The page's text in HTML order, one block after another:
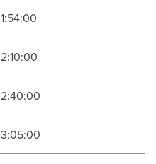
1:54:00
2:10:00
2:40:00
3:05:00